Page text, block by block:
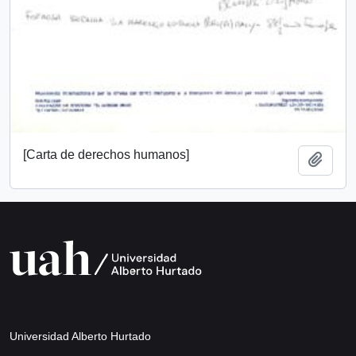
[Carta de derechos humanos]
Universidad Alberto Hurtado